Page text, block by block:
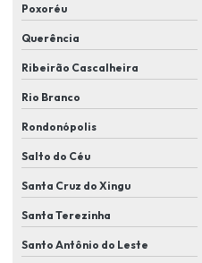
Instalação de sistemas de
Instalação de sistemas de
Instalação de sistemas de
Instalação de soluções de
Instalação de tecnologias de
Itens de segurança eletrônica
Poxoréu
Querência
Ribeirão Cascalheira
Rio Branco
Rondonópolis
Salto do Céu
Santa Cruz do Xingu
Santa Terezinha
Santo Antônio do Leste